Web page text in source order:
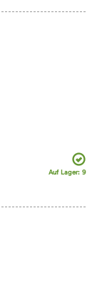
Auf Lager: 9